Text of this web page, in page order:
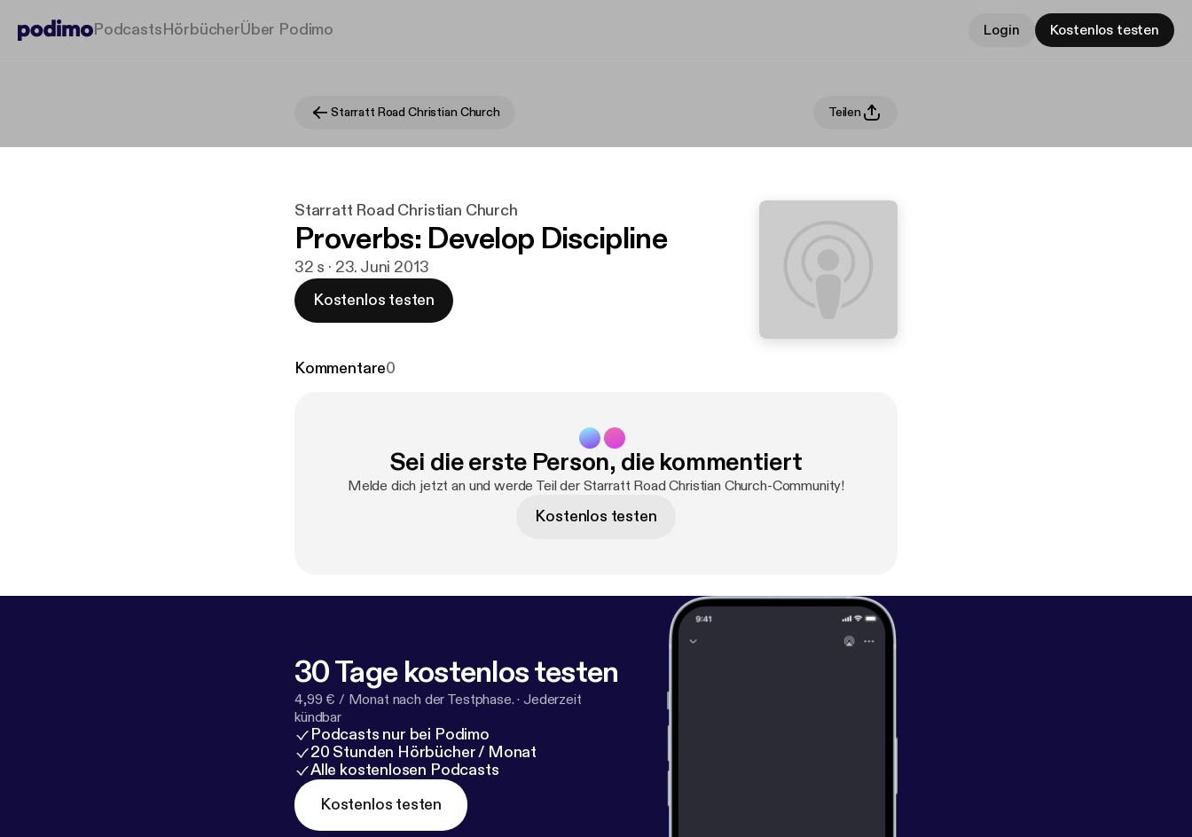
PodcastsHörbücherÜber Podimo Login Kostenlos testen
Starratt Road Christian Church Teilen
Starratt Road Christian Church
Proverbs: Develop Discipline
32 s · 23. Juni 2013
Kostenlos testen
Kommentare0
Sei die erste Person, die kommentiert
Melde dich jetzt an und werde Teil der Starratt Road Christian Church-Community!
Kostenlos testen
30 Tage kostenlos testen
4,99 € / Monat nach der Testphase. · Jederzeit
kündbar
Podcasts nur bei Podimo
20 Stunden Hörbücher / Monat
Alle kostenlosen Podcasts
Kostenlos testen